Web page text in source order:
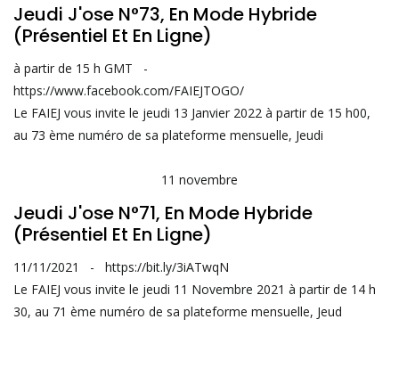
Jeudi J'ose N°73, En Mode Hybride
(présentiel Et En Ligne)
à partir de 15 h GMT
-
https://www.facebook.com/FAIEJTOGO/
Le FAIEJ vous invite le jeudi 13 Janvier 2022 à partir de 15 h00,
au 73 ème numéro de sa plateforme mensuelle, Jeudi
11 novembre
Jeudi J'ose N°71, En Mode Hybride
(présentiel Et En Ligne)
11/11/2021 -
https://bit.ly/3iATwqN
Le FAIEJ vous invite le jeudi 11 Novembre 2021 à partir de 14 h
30, au 71 ème numéro de sa plateforme mensuelle, Jeud